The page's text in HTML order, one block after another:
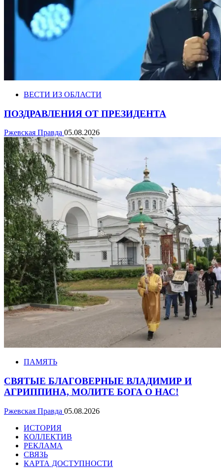
ВЕСТИ ИЗ ОБЛАСТИ
ПОЗДРАВЛЕНИЯ ОТ ПРЕЗИДЕНТА
Ржевская Правда 05.08.2026
ПАМЯТЬ
СВЯТЫЕ БЛАГОВЕРНЫЕ ВЛАДИМИР И
АГРИППИНА, МОЛИТЕ БОГА О НАС!
Ржевская Правда 05.08.2026
ИСТОРИЯ
КОЛЛЕКТИВ
РЕКЛАМА
СВЯЗЬ
КАРТА ДОСТУПНОСТИ